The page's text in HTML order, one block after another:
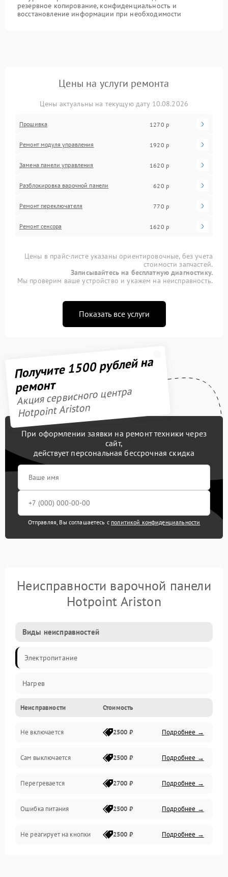
резервное копирование, конфиденциальность и
восстановление информации при необходимости
Цены на услуги ремонта
Цены актуальны на текущую дату 10.08.2026
Прошивка 1270 р
Ремонт модуля управления 1920 р
Замена панели управления 1620 р
Разблокировка варочной панели 620 р
Ремонт переключателя 770 р
Ремонт сенсора 1620 р
Цены в прайс-листе указаны ориентировочные, без учета
стоимости запчастей.
Записывайтесь на бесплатную диагностику.
Мы проверим ваше устройство и укажем на неисправность.
Показать все услуги
Получите 1500 рублей на
ремонт
Акция сервисного центра
Hotpoint Ariston
При оформлении заявки на ремонт техники через
сайт,
действует персональная бессрочная скидка
Отправляя, Вы соглашаетесь с политикой конфиденциальности
Неисправности варочной панели
Hotpoint Ariston
Виды неисправностей
Электропитание
Нагрев
Неисправности Стоимость
Не включается 2500 ₽ Подробнее →
Сам выключается 2500 ₽ Подробнее →
Перегревается 2700 ₽ Подробнее →
Ошибка питания 2500 ₽ Подробнее →
Не реагирует на кнопки 2500 ₽ Подробнее →